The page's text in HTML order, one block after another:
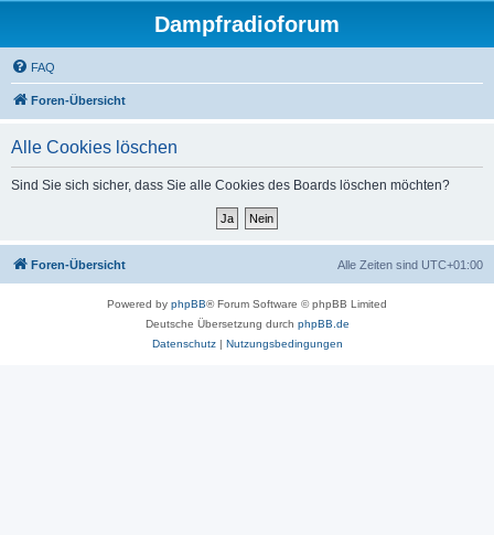
Dampfradioforum
FAQ
Foren-Übersicht
Alle Cookies löschen
Sind Sie sich sicher, dass Sie alle Cookies des Boards löschen möchten?
Foren-Übersicht Alle Zeiten sind UTC+01:00
Powered by phpBB® Forum Software © phpBB Limited
Deutsche Übersetzung durch phpBB.de
Datenschutz| Nutzungsbedingungen